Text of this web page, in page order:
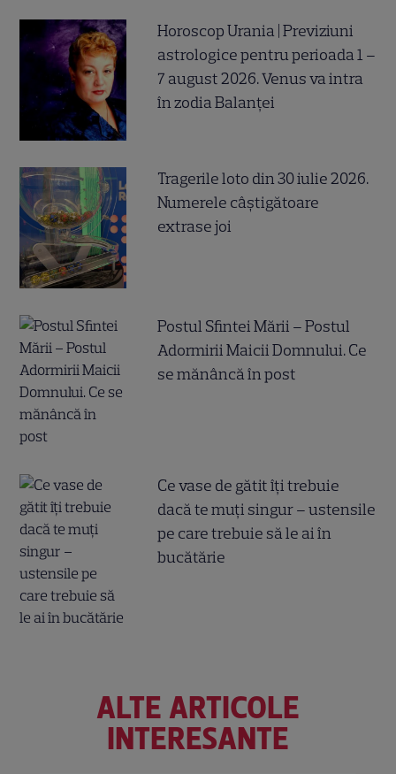
Horoscop Urania | Previziuni
astrologice pentru perioada 1 –
7 august 2026. Venus va intra
în zodia Balanței
Tragerile loto din 30 iulie 2026.
Numerele câştigătoare
extrase joi
Postul Sfintei Mării – Postul
Adormirii Maicii Domnului. Ce
se mănâncă în post
Ce vase de gătit îți trebuie
dacă te muți singur – ustensile
pe care trebuie să le ai în
bucătărie
ALTE ARTICOLE
INTERESANTE